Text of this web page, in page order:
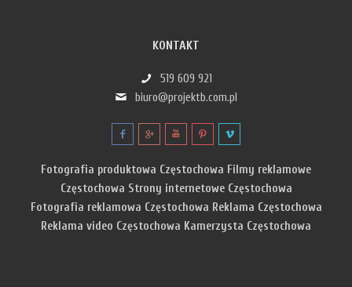
KONTAKT
519 609 921
biuro@projektb.com.pl
Fotografia produktowa Częstochowa Filmy reklamowe
Częstochowa Strony internetowe Częstochowa
Fotografia reklamowa Częstochowa Reklama Częstochowa
Reklama video Częstochowa Kamerzysta Częstochowa